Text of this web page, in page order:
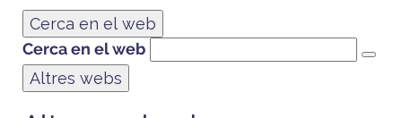
Cerca en el web
Cerca en el web
Altres webs